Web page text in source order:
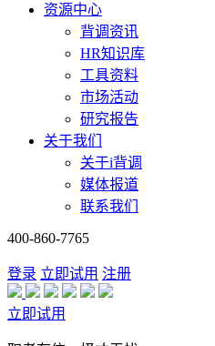
资源中心
背调资讯
HR知识库
工具资料
市场活动
研究报告
关于我们
关于i背调
媒体报道
联系我们
400-860-7765
登录 立即试用 注册
立即试用